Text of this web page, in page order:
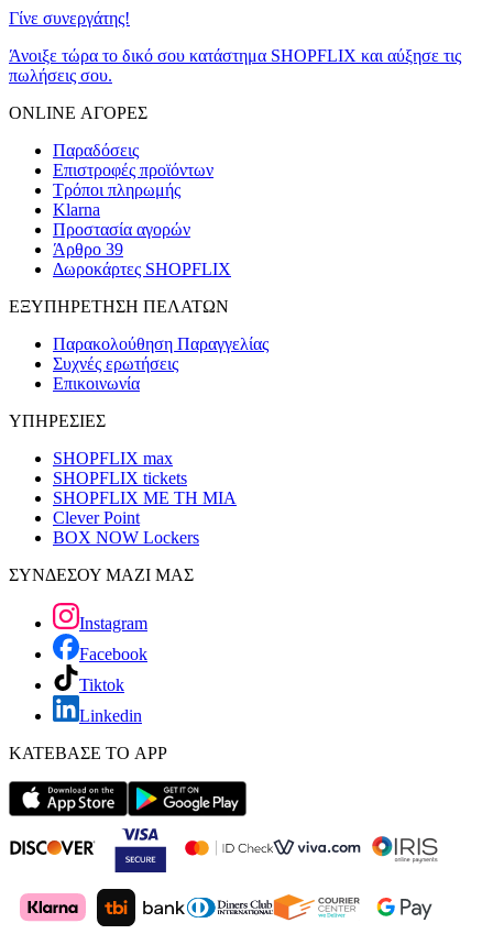
Γίνε συνεργάτης!
Άνοιξε τώρα το δικό σου κατάστημα SHOPFLIX και αύξησε τις
πωλήσεις σου.
ONLINE ΑΓΟΡΕΣ
Παραδόσεις
Επιστροφές προϊόντων
Τρόποι πληρωμής
Klarna
Προστασία αγορών
Άρθρο 39
Δωροκάρτες SHOPFLIX
ΕΞΥΠΗΡΕΤΗΣΗ ΠΕΛΑΤΩΝ
Παρακολούθηση Παραγγελίας
Συχνές ερωτήσεις
Επικοινωνία
ΥΠΗΡΕΣΙΕΣ
SHOPFLIX max
SHOPFLIX tickets
SHOPFLIX ΜΕ ΤΗ ΜΙΑ
Clever Point
BOX NOW Lockers
ΣΥΝΔΕΣΟΥ ΜΑΖΙ ΜΑΣ
Instagram
Facebook
Tiktok
Linkedin
ΚΑΤΕΒΑΣΕ ΤΟ APP